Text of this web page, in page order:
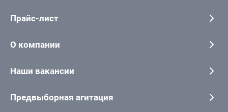
Прайс-лист
О компании
Наши вакансии
Предвыборная агитация